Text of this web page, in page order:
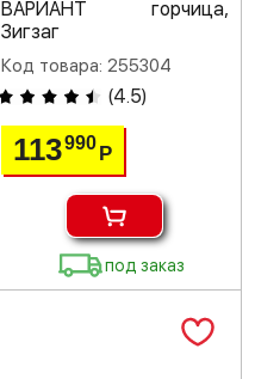
ВАРИАНТ горчица,
Зигзаг
Код товара: 255304
(4.5)
113990 Р
под заказ